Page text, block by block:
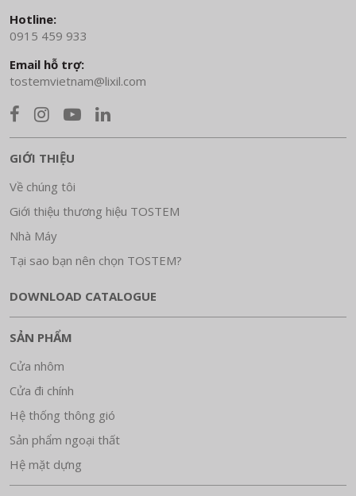
Hotline:
0915 459 933
Email hỗ trợ:
tostemvietnam@lixil.com
GIỚI THIỆU
Về chúng tôi
Giới thiệu thương hiệu TOSTEM
Nhà Máy
Tại sao bạn nên chọn TOSTEM?
DOWNLOAD CATALOGUE
SẢN PHẨM
Cửa nhôm
Cửa đi chính
Hệ thống thông gió
Sản phẩm ngoại thất
Hệ mặt dựng